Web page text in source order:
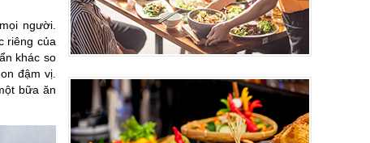
người.
riêng của
khác so
đậm vị.
bữa ăn